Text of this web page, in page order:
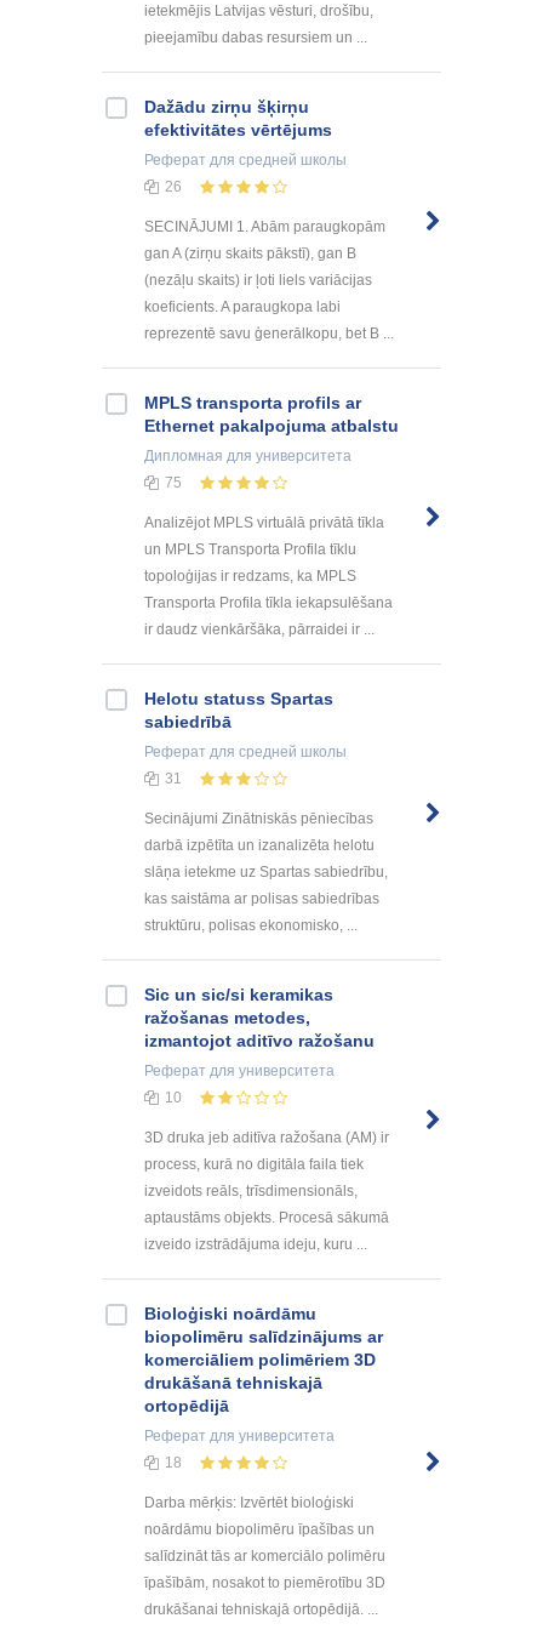
ietekmējis Latvijas vēsturi, drošību,
pieejamību dabas resursiem un ...
Dažādu zirņu šķirņu
efektivitātes vērtējums
Реферат для средней школы
26
SECINĀJUMI 1. Abām paraugkopām
gan A (zirņu skaits pākstī), gan B
(nezāļu skaits) ir ļoti liels variācijas
koeficients. A paraugkopa labi
reprezentē savu ģenerālkopu, bet B ...
MPLS transporta profils ar
Ethernet pakalpojuma atbalstu
Дипломная для университета
75
Analizējot MPLS virtuālā privātā tīkla
un MPLS Transporta Profila tīklu
topoloģijas ir redzams, ka MPLS
Transporta Profila tīkla iekapsulēšana
ir daudz vienkāršāka, pārraidei ir ...
Helotu statuss Spartas
sabiedrībā
Реферат для средней школы
31
Secinājumi Zinātniskās pēniecības
darbā izpētīta un izanalizēta helotu
slāņa ietekme uz Spartas sabiedrību,
kas saistāma ar polisas sabiedrības
struktūru, polisas ekonomisko, ...
Sic un sic/si keramikas
ražošanas metodes,
izmantojot aditīvo ražošanu
Реферат для университета
10
3D druka jeb aditīva ražošana (AM) ir
process, kurā no digitāla faila tiek
izveidots reāls, trīsdimensionāls,
aptaustāms objekts. Procesā sākumā
izveido izstrādājuma ideju, kuru ...
Bioloģiski noārdāmu
biopolimēru salīdzinājums ar
komerciāliem polimēriem 3D
drukāšanā tehniskajā
ortopēdijā
Реферат для университета
18
Darba mērķis: Izvērtēt bioloģiski
noārdāmu biopolimēru īpašības un
salīdzināt tās ar komerciālo polimēru
īpašībām, nosakot to piemērotību 3D
drukāšanai tehniskajā ortopēdijā. ...